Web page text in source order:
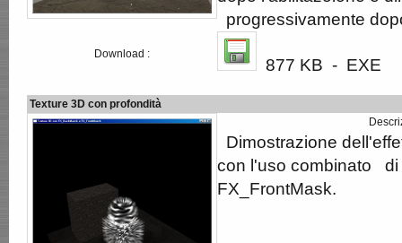
progressivamente
Download :
877 KB - EXE
Texture 3D con profondità
Dimostrazione
con l'uso combinato di
FX_FrontMask.